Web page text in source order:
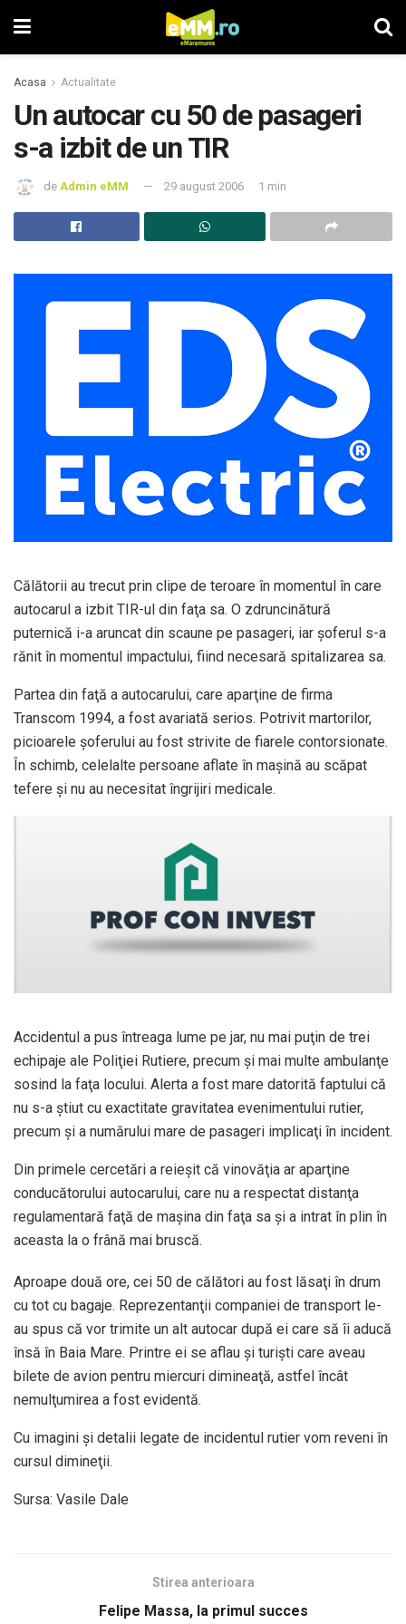
Acasa Actualitate
Un autocar cu 50 de pasageri
s-a izbit de un TIR
de Admin eMM 29 august 2006 1 min
Călătorii au trecut prin clipe de teroare în momentul în care
autocarul a izbit TIR-ul din faţa sa. O zdruncinătură
puternică i-a aruncat din scaune pe pasageri, iar şoferul s-a
rănit în momentul impactului, fiind necesară spitalizarea sa.
Partea din faţă a autocarului, care aparţine de firma
Transcom 1994, a fost avariată serios. Potrivit martorilor,
picioarele şoferului au fost strivite de fiarele contorsionate.
În schimb, celelalte persoane aflate în maşină au scăpat
tefere şi nu au necesitat îngrijiri medicale.
Accidentul a pus întreaga lume pe jar, nu mai puţin de trei
echipaje ale Poliţiei Rutiere, precum şi mai multe ambulanţe
sosind la faţa locului. Alerta a fost mare datorită faptului că
nu s-a ştiut cu exactitate gravitatea evenimentului rutier,
precum şi a numărului mare de pasageri implicaţi în incident.
Din primele cercetări a reieşit că vinovăţia ar aparţine
conducătorului autocarului, care nu a respectat distanţa
regulamentară faţă de maşina din faţa sa şi a intrat în plin în
aceasta la o frână mai bruscă.
Aproape două ore, cei 50 de călători au fost lăsaţi în drum
cu tot cu bagaje. Reprezentanţii companiei de transport le-
au spus că vor trimite un alt autocar după ei care să îi aducă
însă în Baia Mare. Printre ei se aflau şi turişti care aveau
bilete de avion pentru miercuri dimineaţă, astfel încât
nemulţumirea a fost evidentă.
Cu imagini şi detalii legate de incidentul rutier vom reveni în
cursul dimineţii.
Sursa: Vasile Dale
Stirea anterioara
Felipe Massa, la primul succes